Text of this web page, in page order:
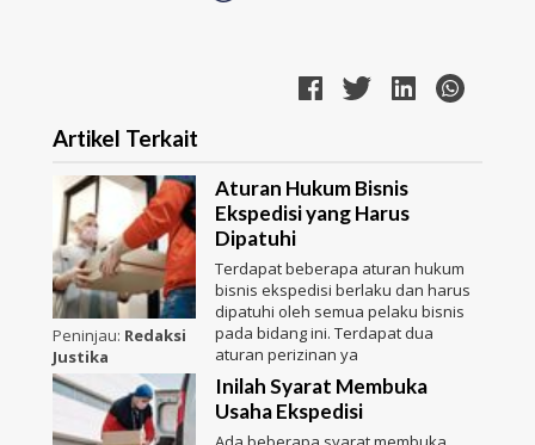
Artikel Terkait
Peninjau: Redaksi
Justika
Aturan Hukum Bisnis
Ekspedisi yang Harus
Dipatuhi
Terdapat beberapa aturan hukum
bisnis ekspedisi berlaku dan harus
dipatuhi oleh semua pelaku bisnis
pada bidang ini. Terdapat dua
aturan perizinan ya
Inilah Syarat Membuka
Usaha Ekspedisi